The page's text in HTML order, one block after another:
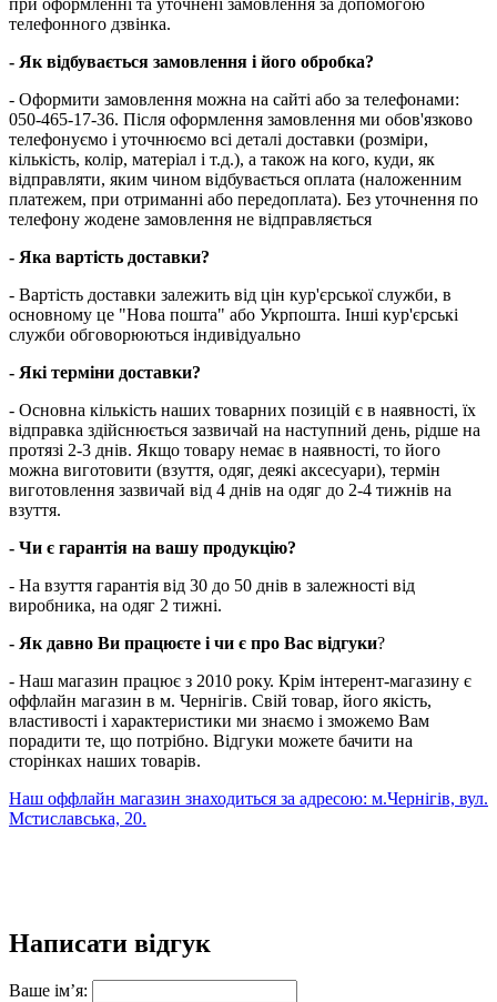
телефонного дзвінка.
- Як відбувається замовлення і його обробка?
- Оформити замовлення можна на сайті або за телефонами:
050-465-17-36. Після оформлення замовлення ми обов'язково
телефонуємо і уточнюємо всі деталі доставки (розміри,
кількість, колір, матеріал і т.д.), а також на кого, куди, як
відправляти, яким чином відбувається оплата (наложенним
платежем, при отриманні або передоплата). Без уточнення по
телефону жодене замовлення не відправляється
- Яка вартість доставки?
- Вартість доставки залежить від цін кур'єрської служби, в
основному це "Нова пошта" або Укрпошта. Інші кур'єрські
служби обговорюються індивідуально
- Які терміни доставки?
- Основна кількість наших товарних позицій є в наявності, їх
відправка здійснюється зазвичай на наступний день, рідше на
протязі 2-3 днів. Якщо товару немає в наявності, то його
можна виготовити (взуття, одяг, деякі аксесуари), термін
виготовлення зазвичай від 4 днів на одяг до 2-4 тижнів на
взуття.
- Чи є гарантія на вашу продукцію?
- На взуття гарантія від 30 до 50 днів в залежності від
виробника, на одяг 2 тижні.
- Як давно Ви працюєте і чи є про Вас відгуки?
- Наш магазин працює з 2010 року. Крім інтерент-магазину є
оффлайн магазин в м. Чернігів. Свій товар, його якість,
властивості і характеристики ми знаємо і зможемо Вам
порадити те, що потрібно. Відгуки можете бачити на
сторінках наших товарів.
Наш оффлайн магазин знаходиться за адресою: м.Чернігів, вул.
Мстиславська, 20.
Написати відгук
Ваше ім’я: